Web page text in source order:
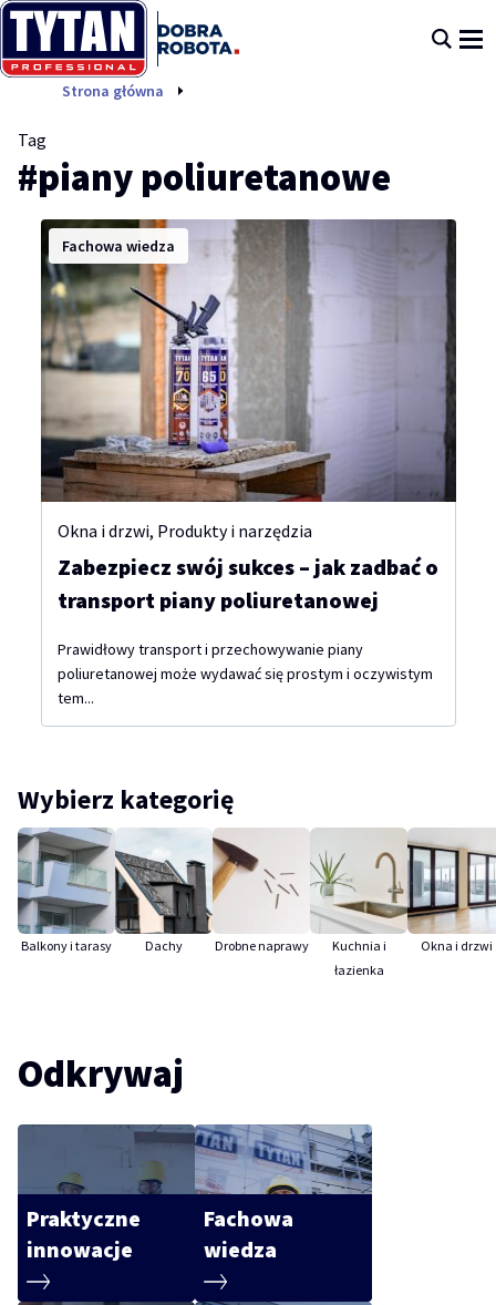
Strona główna
Tag
#piany poliuretanowe
Fachowa wiedza
Okna i drzwi, Produkty i narzędzia
Zabezpiecz swój sukces – jak zadbać o
transport piany poliuretanowej
Prawidłowy transport i przechowywanie piany
poliuretanowej może wydawać się prostym i oczywistym
tem...
Wybierz kategorię
Balkony i tarasy Dachy Drobne naprawy
Kuchnia i
łazienka
Okna i drzwi
Odkrywaj
Praktyczne
innowacje
Fachowa
wiedza